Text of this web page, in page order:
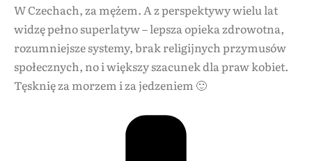
W Czechach, za mężem. A z perspektywy wielu lat
widzę pełno superlatyw – lepsza opieka zdrowotna,
rozumniejsze systemy, brak religijnych przymusów
społecznych, no i większy szacunek dla praw kobiet.
Tęsknię za morzem i za jedzeniem 🙂